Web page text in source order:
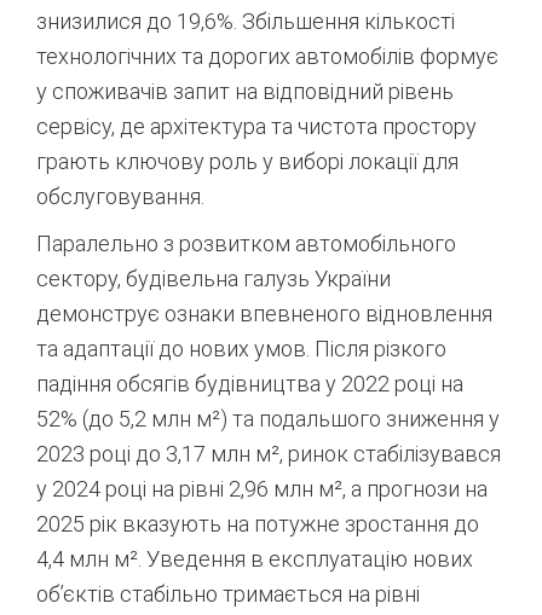
знизилися до 19,6%. Збільшення кількості
технологічних та дорогих автомобілів формує
у споживачів запит на відповідний рівень
сервісу, де архітектура та чистота простору
грають ключову роль у виборі локації для
обслуговування.
Паралельно з розвитком автомобільного
сектору, будівельна галузь України
демонструє ознаки впевненого відновлення
та адаптації до нових умов. Після різкого
падіння обсягів будівництва у 2022 році на
52% (до 5,2 млн м²) та подальшого зниження у
2023 році до 3,17 млн м², ринок стабілізувався
у 2024 році на рівні 2,96 млн м², а прогнози на
2025 рік вказують на потужне зростання до
4,4 млн м². Уведення в експлуатацію нових
об’єктів стабільно тримається на рівні